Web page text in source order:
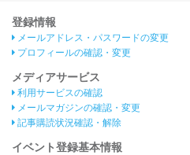
登録情報
メールアドレス・パスワードの変更
プロフィールの確認・変更
メディアサービス
利用サービスの確認
メールマガジンの確認・変更
記事購読状況確認・解除
イベント登録基本情報